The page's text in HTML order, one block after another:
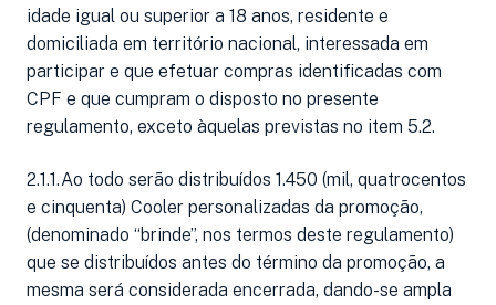
idade igual ou superior a 18 anos, residente e
domiciliada em território nacional, interessada em
participar e que efetuar compras identificadas com
CPF e que cumpram o disposto no presente
regulamento, exceto àquelas previstas no item 5.2.
2.1.1.Ao todo serão distribuídos 1.450 (mil, quatrocentos
e cinquenta) Cooler personalizadas da promoção,
(denominado “brinde”, nos termos deste regulamento)
que se distribuídos antes do término da promoção, a
mesma será considerada encerrada, dando-se ampla